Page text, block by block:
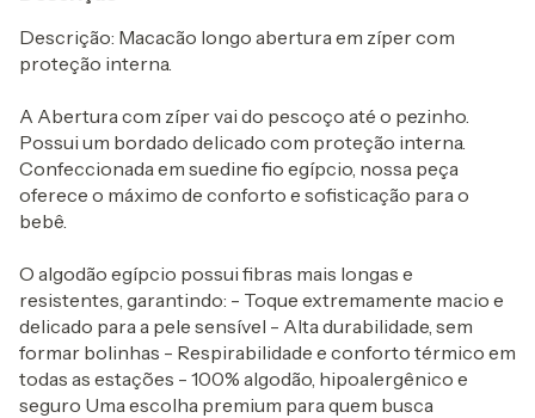
Descrição: Macacão longo abertura em zíper com
proteção interna.
A Abertura com zíper vai do pescoço até o pezinho.
Possui um bordado delicado com proteção interna.
Confeccionada em suedine fio egípcio, nossa peça
oferece o máximo de conforto e sofisticação para o
bebê.
O algodão egípcio possui fibras mais longas e
resistentes, garantindo: - Toque extremamente macio e
delicado para a pele sensível - Alta durabilidade, sem
formar bolinhas - Respirabilidade e conforto térmico em
todas as estações - 100% algodão, hipoalergênico e
seguro Uma escolha premium para quem busca